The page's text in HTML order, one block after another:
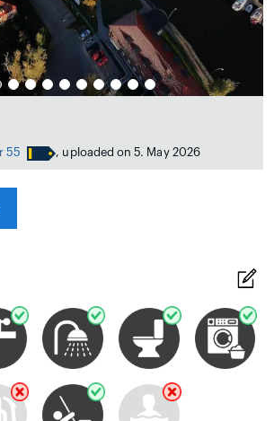
55 , uploaded on 5. May 2026